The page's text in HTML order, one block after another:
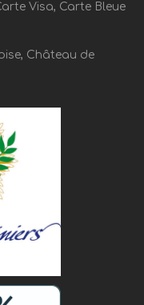
Visa, Carte Bleue
Château de